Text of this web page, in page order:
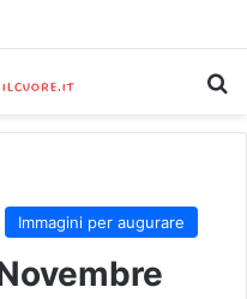
Immagini per augurare